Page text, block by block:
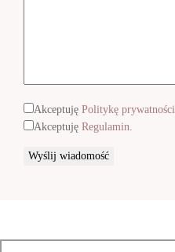
Akceptuję Politykę prywatności
Akceptuję Regulamin